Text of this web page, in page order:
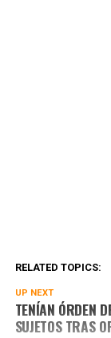
RELATED TOPICS:
UP NEXT
TENÍAN ÓRDEN
SUJETOS TRAS